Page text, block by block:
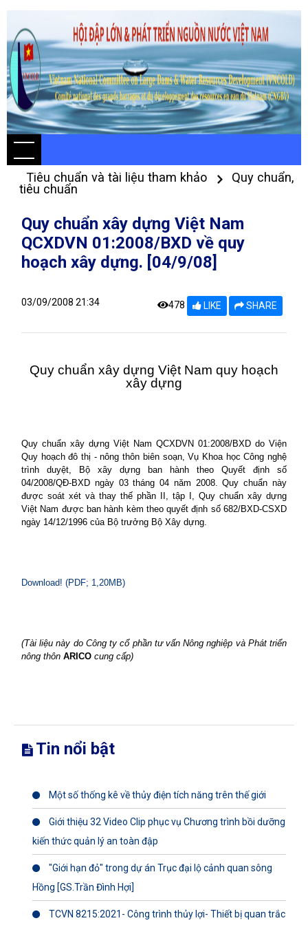
Tiêu chuẩn và tài liệu tham khảo
Quy chuẩn,
tiêu chuẩn
Quy chuẩn xây dựng Việt Nam
QCXDVN 01:2008/BXD về quy
hoạch xây dựng. [04/9/08]
03/09/2008 21:34 478 LIKE SHARE
Quy chuẩn xây dựng Việt Nam quy hoạch
xây dựng
Quy chuẩn xây dựng Việt Nam QCXDVN 01:2008/BXD do Viện
Quy hoạch đô thị - nông thôn biên soạn, Vụ Khoa học Công nghệ
trình duyệt, Bộ xây dựng ban hành theo Quyết định số
04/2008/QĐ-BXD ngày 03 tháng 04 năm 2008. Quy chuẩn này
được soát xét và thay thế phần II, tập I, Quy chuẩn xây dựng
Việt Nam được ban hành kèm theo quyết định số 682/BXD-CSXD
ngày 14/12/1996 của Bộ trưởng Bộ Xây dựng.
Download! (PDF; 1,20MB)
(Tài liệu này do Công ty cổ phần tư vấn Nông nghiệp và Phát triển
nông thôn ARICO cung cấp)
Tin nổi bật
Một số thống kê về thủy điện tích năng trên thế giới
Giới thiệu 32 Video Clip phục vụ Chương trình bồi dưỡng
kiến thức quản lý an toàn đập
"Giới hạn đỏ" trong dự án Trục đại lộ cảnh quan sông
Hồng [GS.Trần Đình Hợi]
TCVN 8215:2021- Công trình thủy lợi- Thiết bị quan trắc